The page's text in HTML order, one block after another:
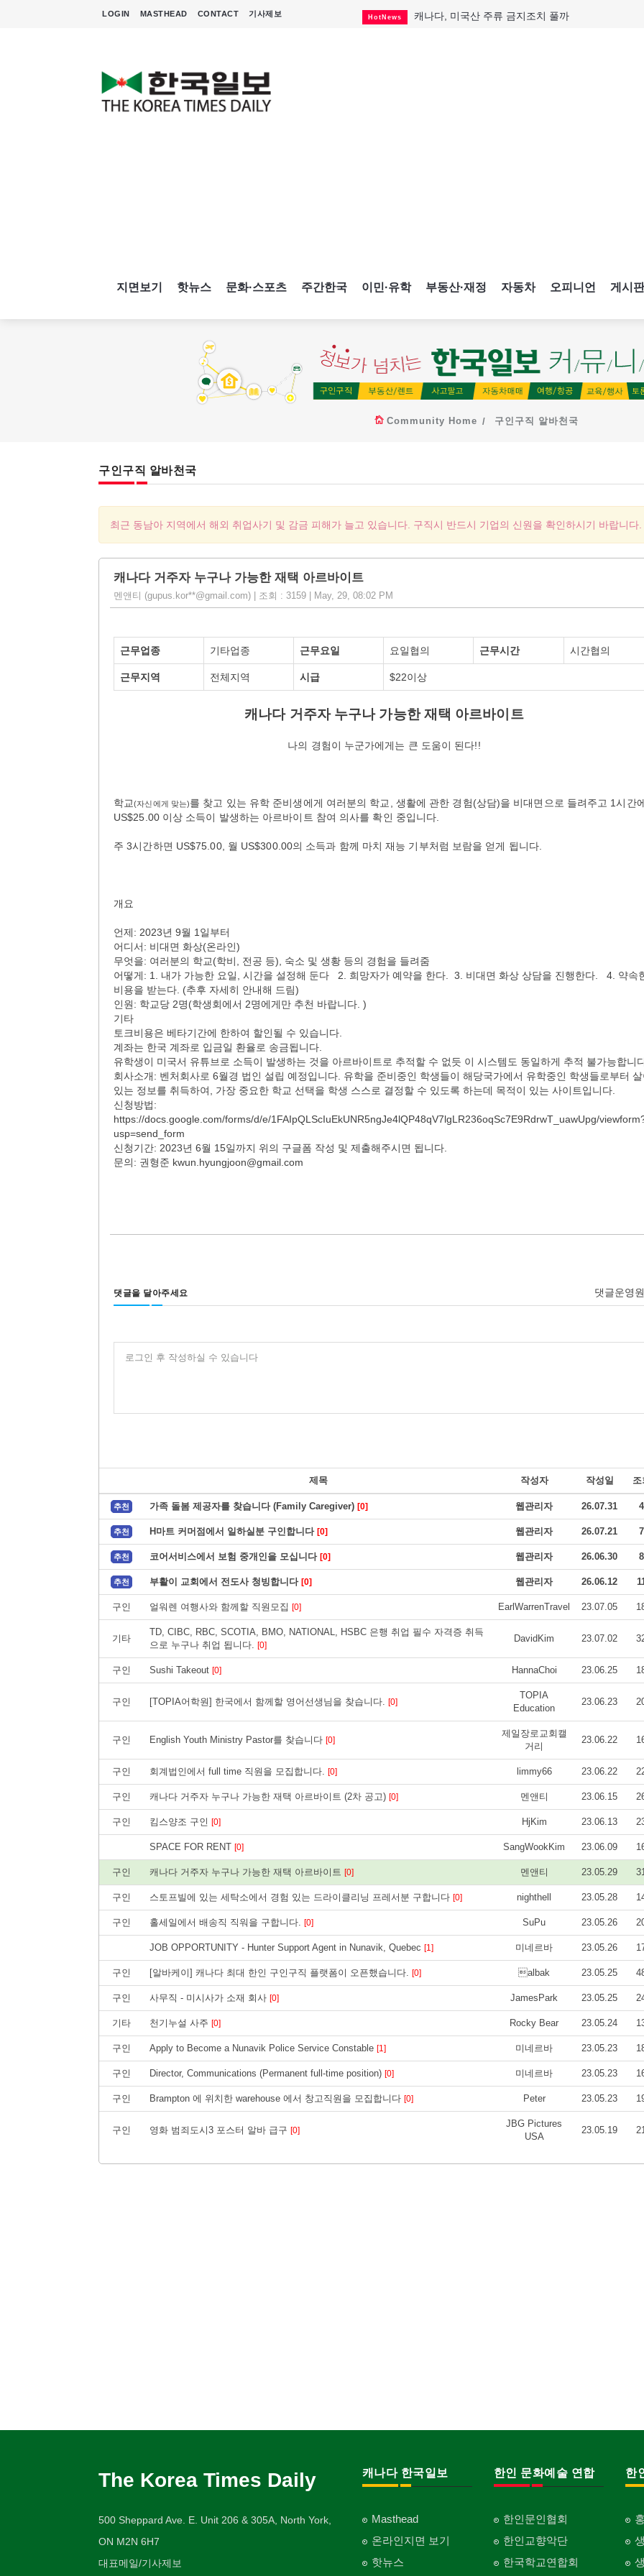
LOGIN MASTHEAD CONTACT 기사제보 HotNews 캐나다, 미국산 주류 금지조치 풀까
지면보기 핫뉴스 문화·스포츠 주간한국 이민·유학 부동산·재정 자동차 오피니언 게시판
Community Home 구인구직 알바천국
구인구직 알바천국
최근 동남아 지역에서 해외 취업사기 및 감금 피해가 늘고 있습니다. 구직시 반드시 기업의 신원을 확인하시기 바랍니다.
캐나다 거주자 누구나 가능한 재택 아르바이트
멘앤티 (gupus.kor**@gmail.com) | 조회 : 3159 | May, 29, 08:02 PM
근무업종 기타업종 근무요일 요일협의 근무시간 시간협의
근무지역 전체지역 시급 $22이상
캐나다 거주자 누구나 가능한 재택 아르바이트
나의 경험이 누군가에게는 큰 도움이 된다!!
학교(자신에게 맞는)를 찾고 있는 유학 준비생에게 여러분의 학교, 생활에 관한 경험(상담)을 비대면으로 들려주고 1시간
US$25.00 이상 소득이 발생하는 아르바이트 참여 의사를 확인 중입니다.
주 3시간하면 US$75.00, 월 US$300.00의 소득과 함께 마치 재능 기부처럼 보람을 얻게 됩니다.
개요
언제: 2023년 9월 1일부터
어디서: 비대면 화상(온라인)
무엇을: 여러분의 학교(학비, 전공 등), 숙소 및 생황 등의 경험을 들려줌
어떻게: 1. 내가 가능한 요일, 시간을 설정해 둔다 2. 희망자가 예약을 한다. 3. 비대면 화상 상담을 진행한다. 4. 약속
비용을 받는다. (추후 자세히 안내해 드림)
인원: 학교당 2명(학생회에서 2명에게만 추천 바랍니다. )
기타
토크비용은 베타기간에 한하여 할인될 수 있습니다.
계좌는 한국 계좌로 입금일 환율로 송금됩니다.
유학생이 미국서 유튜브로 소득이 발생하는 것을 아르바이트로 추적할 수 없듯 이 시스템도 동일하게 추적 불가능합니
회사소개: 벤처회사로 6월경 법인 설립 예정입니다. 유학을 준비중인 학생들이 해당국가에서 유학중인 학생들로부터
있는 정보를 취득하여, 가장 중요한 학교 선택을 학생 스스로 결정할 수 있도록 하는데 목적이 있는 사이트입니다.
신청방법:
https://docs.google.com/forms/d/e/1FAIpQLScIuEkUNR5ngJe4lQP48qV7lgLR236oqSc7E9RdrwT_uawUpg/
usp=send_form
신청기간: 2023년 6월 15일까지 위의 구글폼 작성 및 제출해주시면 됩니다.
문의: 권형준 kwun.hyungjoon@gmail.com
댓글을 달아주세요 댓글운영
로그인 후 작성하실 수 있습니다
제목 작성자 작성일 조
추천 가족 돌봄 제공자를 찾습니다 (Family Caregiver) [0] 웹관리자 26.07.31
추천 H마트 커머점에서 일하실분 구인합니다 [0] 웹관리자 26.07.21
추천 코어서비스에서 보험 중개인을 모십니다 [0] 웹관리자 26.06.30
추천 부활이 교회에서 전도사 청빙합니다 [0] 웹관리자 26.06.12
구인 얼워렌 여행사와 함께할 직원모집 [0] EarlWarrenTravel 23.07.05
기타
TD, CIBC, RBC, SCOTIA, BMO, NATIONAL, HSBC 은행 취업 필수 자격증 취득
으로 누구나 취업 됩니다. [0]
DavidKim 23.07.02
구인 Sushi Takeout [0] HannaChoi 23.06.25
구인 [TOPIA어학원] 한국에서 함께할 영어선생님을 찾습니다. [0]
TOPIA
Education
23.06.23
구인 English Youth Ministry Pastor를 찾습니다 [0]
제일장로교회캘
거리
23.06.22
구인 회계법인에서 full time 직원을 모집합니다. [0] limmy66 23.06.22
구인 캐나다 거주자 누구나 가능한 재택 아르바이트 (2차 공고) [0] 멘앤티 23.06.15
구인 킴스양조 구인 [0] HjKim 23.06.13
SPACE FOR RENT [0] SangWookKim 23.06.09
구인 캐나다 거주자 누구나 가능한 재택 아르바이트 [0] 멘앤티 23.05.29
구인 스토프빌에 있는 세탁소에서 경험 있는 드라이클리닝 프레서분 구합니다 [0] nighthell 23.05.28
구인 홀세일에서 배송직 직워을 구합니다. [0] SuPu 23.05.26
JOB OPPORTUNITY - Hunter Support Agent in Nunavik, Quebec [1] 미네르바 23.05.26
구인 [알바케이] 캐나다 최대 한인 구인구직 플랫폼이 오픈했습니다. [0] albak 23.05.25
구인 사무직 - 미시사가 소재 회사 [0] JamesPark 23.05.25
기타 천기누설 사주 [0] Rocky Bear 23.05.24
구인 Apply to Become a Nunavik Police Service Constable [1] 미네르바 23.05.23
구인 Director, Communications (Permanent full-time position) [0] 미네르바 23.05.23
구인 Brampton 에 위치한 warehouse 에서 창고직원을 모집합니다 [0] Peter 23.05.23
구인 영화 범죄도시3 포스터 알바 급구 [0]
JBG Pictures
USA
23.05.19
The Korea Times Daily
500 Sheppard Ave. E. Unit 206 & 305A, North York,
ON M2N 6H7
대표메일/기사제보
캐나다 한국일보
Masthead
온라인지면 보기
핫뉴스
한인 문화예술 연합
한인문인협회
한인교향악단
한국학교연합회
한